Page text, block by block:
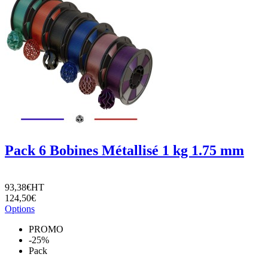
Pack 6 Bobines Métallisé 1 kg 1.75 mm
93,38€HT
124,50€
Options
PROMO
-25%
Pack